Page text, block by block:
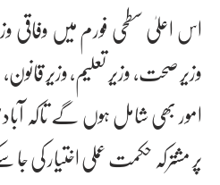
اس اعلیٰ سطحی فورم میں وفاقی
وزیر صحت، وزیر تعلیم، وزیر
امور بھی شامل ہوں گے تاکہ
پر مشترکہ حکمت عملی اختیار کی